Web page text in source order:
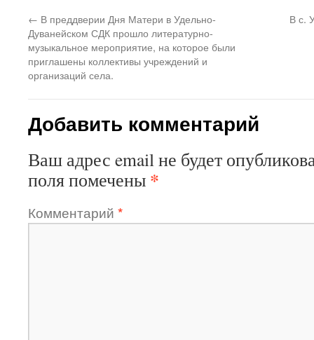
← В преддверии Дня Матери в Удельно-
Дуванейском СДК прошло литературно-
музыкальное мероприятие, на которое были
приглашены коллективы учреждений и
организаций села.
В с.
Добавить комментарий
Ваш адрес email не будет
поля помечены *
Комментарий *